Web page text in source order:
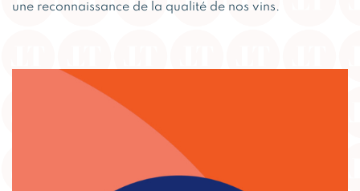
une reconnaissance de la qualité de nos vins.